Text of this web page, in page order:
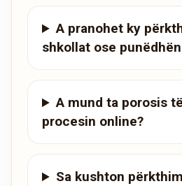
A pranohet ky
shkollat ose
A mund ta porosis
procesin online?
Sa kushton